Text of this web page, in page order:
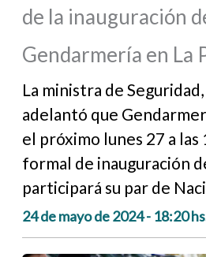
de la inauguración
Gendarmería en La
La ministra de Seguridad,
adelantó que
el próximo lunes 27 a las
formal de inauguración
participará su par de
24 de mayo de 2024 - 18:20